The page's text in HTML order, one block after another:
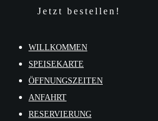
Jetzt bestellen!
WILLKOMMEN
SPEISEKARTE
ÖFFNUNGSZEITEN
ANFAHRT
RESERVIERUNG